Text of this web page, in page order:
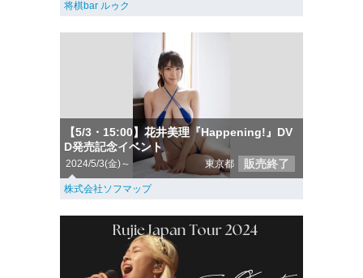
将棋bar ルゥク
【5/3・15:00】花井美理『Happening!』DV
D発売記念イベント
2024/5/3(金)～ 東京都 販売終了
株式会社ソフマップ